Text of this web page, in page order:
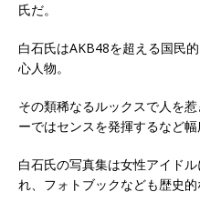
氏だ。
白石氏はAKB48を超える国民
心人物。
その類稀なるルックスで人を
ーではセンスを発揮するなど幅
白石氏の写真集は女性アイド
れ、フォトブックなども歴史的